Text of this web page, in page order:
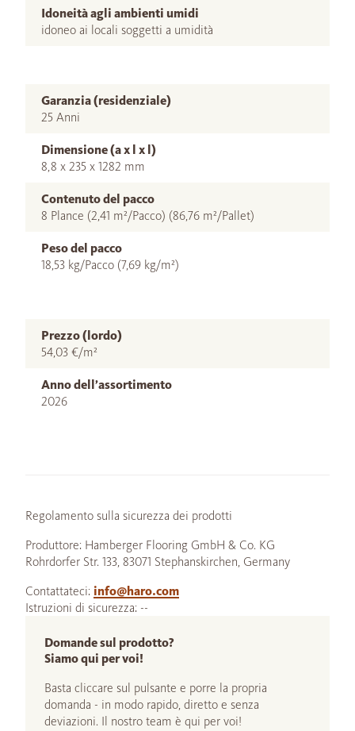
Idoneità agli ambienti umidi
idoneo ai locali soggetti a umidità
Garanzia (residenziale)
25 Anni
Dimensione (a x l x l)
8,8 x 235 x 1282 mm
Contenuto del pacco
8 Plance (2,41 m²/Pacco) (86,76 m²/Pallet)
Peso del pacco
18,53 kg/Pacco (7,69 kg/m²)
Prezzo (lordo)
54,03 €/m²
Anno dell’assortimento
2026
Regolamento sulla sicurezza dei prodotti
Produttore: Hamberger Flooring GmbH & Co. KG
Rohrdorfer Str. 133, 83071 Stephanskirchen, Germany
Contattateci: info@haro.com
Istruzioni di sicurezza: --
Domande sul prodotto?
Siamo qui per voi!
Basta cliccare sul pulsante e porre la propria
domanda - in modo rapido, diretto e senza
deviazioni. Il nostro team è qui per voi!